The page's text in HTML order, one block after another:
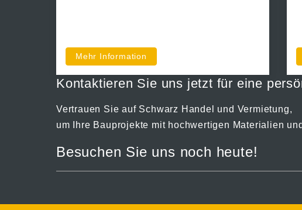
Mehr Information
Kontaktieren Sie uns jetzt für eine
Vertrauen Sie auf Schwarz Handel und Vermietung,
um Ihre Bauprojekte mit hochwertigen Materialien
Besuchen Sie uns noch heute!